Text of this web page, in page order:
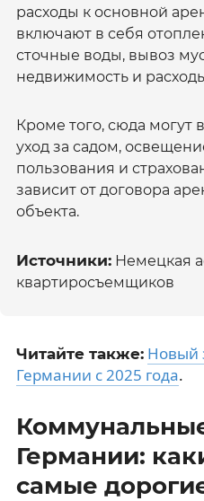
расходы к основной
включают в себя
сточные воды, вывоз
недвижимость и
Кроме того, сюда могут
уход за садом,
пользования и
зависит от договора
объекта.
Источники:Немецкая
квартиросъемщиков
Читайте также: Новый
Германии с 2025 года.
Германии:
самые